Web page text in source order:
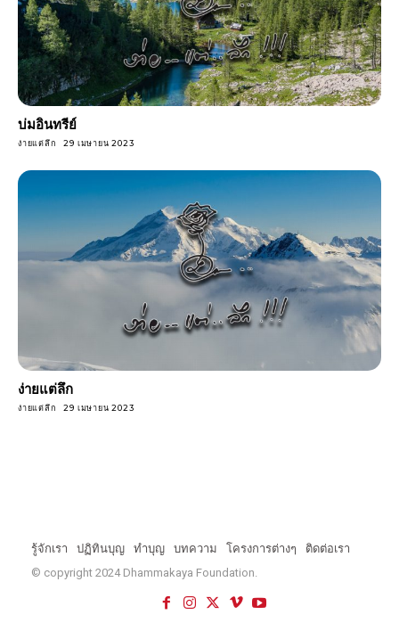
บ่มอินทรีย์
ง่ายแต่ลึก 29 เมษายน 2023
ง่ายแต่ลึก
ง่ายแต่ลึก 29 เมษายน 2023
รู้จักเรา ปฏิทินบุญ ทำบุญ บทความ โครงการต่างๆ
ติดต่อเรา
© copyright 2024 Dhammakaya Foundation.